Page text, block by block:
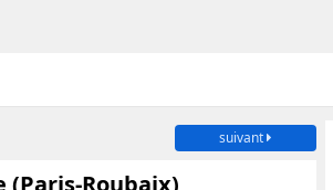
suivant
Roubaix)